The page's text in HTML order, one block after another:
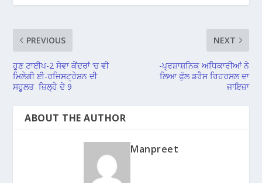
PREVIOUS
ਹੁਣ ਟਾਈਪ-2 ਸੇਵਾ ਕੇਂਦਰਾਂ ‘ਚ ਵੀ
ਮਿਲੇਗੀ ਈ-ਰਜਿਸਟ੍ਰੇਸ਼ਨ ਦੀ
ਸਹੂਲਤ ਜ਼ਿਲ੍ਹੇ ਦੇ 9
NEXT
-ਪ੍ਰਸ਼ਾਸ਼ਨਿਕ ਅਧਿਕਾਰੀਆਂ ਨੇ
ਲਿਆ ਫੁੱਲ ਡਰੈਸ ਰਿਹਰਸਲ ਦਾ
ਜਾਇਜ਼ਾ
ABOUT THE AUTHOR
Manpreet